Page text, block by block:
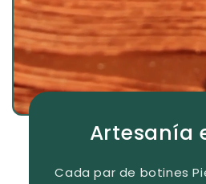
Artesanía
Cada par de botines